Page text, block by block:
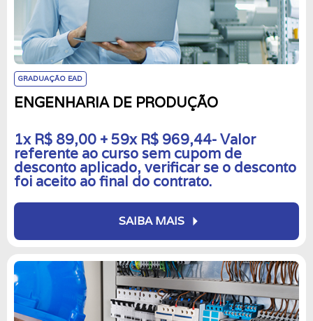
GRADUAÇÃO EAD
ENGENHARIA DE PRODUÇÃO
1x R$ 89,00 + 59x R$ 969,44- Valor
referente ao curso sem cupom de
desconto aplicado, verificar se o desconto
foi aceito ao final do contrato.
SAIBA MAIS arrow_right